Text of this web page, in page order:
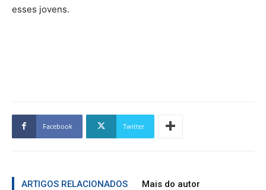
esses jovens.
Facebook Twitter
ARTIGOS RELACIONADOS Mais do autor